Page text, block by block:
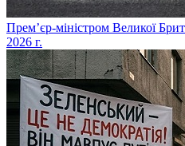
​Прем’єр-міністром Великої
2026 г.